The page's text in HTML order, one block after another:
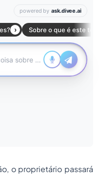
o proprietário passará